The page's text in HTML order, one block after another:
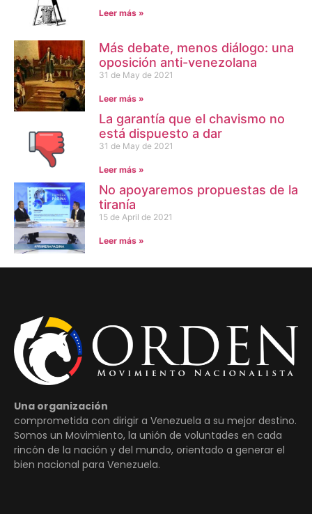
Leer más »
Más debate, menos diálogo: una
oposición anti-venezolana
31 de May de 2021
Leer más »
La garantía que el chavismo no
está dispuesto a dar
31 de May de 2021
Leer más »
No apoyaremos propuestas de la
tiranía
15 de April de 2021
Leer más »
Una organización
comprometida con dirigir a Venezuela a su mejor destino.
Somos un Movimiento, la unión de voluntades en cada
rincón de la nación y del mundo, orientado a generar el
bien nacional para Venezuela.